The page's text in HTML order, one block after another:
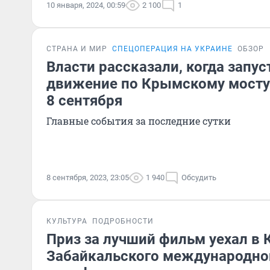
10 января, 2024, 00:59 2 100 1
СТРАНА И МИР СПЕЦОПЕРАЦИЯ НА УКРАИНЕ ОБЗОР
Власти рассказали, когда
движение по Крымскому
8 сентября
Главные события за последние сутки
8 сентября, 2023, 23:05 1 940 Обсудить
КУЛЬТУРА ПОДРОБНОСТИ
Приз за лучший фильм уехал в
Забайкальского